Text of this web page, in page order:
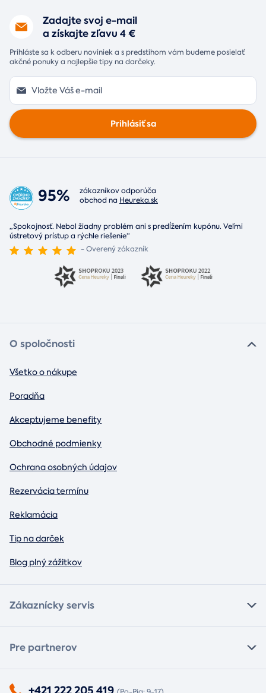
Zadajte svoj e-mail
a získajte zľavu 4 €
Prihláste sa k odberu noviniek a s predstihom vám budeme posielať
akčné ponuky a najlepšie tipy na darčeky.
Prihlásiť sa
95%
zákazníkov odporúča
obchod na Heureka.sk
„Spokojnosť. Nebol žiadny problém ani s predĺžením kupónu. Veľmi
ústretový prístup a rýchle riešenie“
- Overený zákazník
O spoločnosti
Všetko o nákupe
Poradňa
Akceptujeme benefity
Obchodné podmienky
Ochrana osobných údajov
Rezervácia termínu
Reklamácia
Tip na darček
Blog plný zážitkov
Zákaznícky servis
Pre partnerov